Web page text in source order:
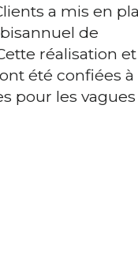
a mis en
de
réalisation et
été confiées à
pour les vagues